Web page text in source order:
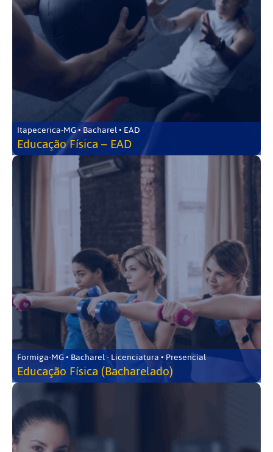
Itapecerica-MG • Bacharel • EAD
Educação Física – EAD
Formiga-MG • Bacharel - Licenciatura • Presencial
Educação Física (Bacharelado)